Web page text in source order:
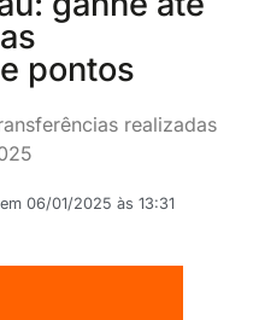
pontos
realizadas
em06/01/2025 às 13:31